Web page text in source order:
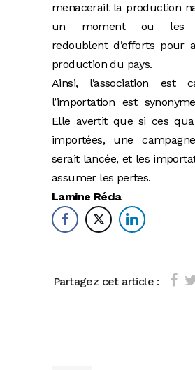
menacerait la production
un moment ou les
redoublent d’efforts pour
production du pays.
Ainsi, l’association est
l’importation est
Elle avertit que si ces
importées, une
serait lancée, et les
assumer les pertes.
Lamine Réda
Partagez cet article :